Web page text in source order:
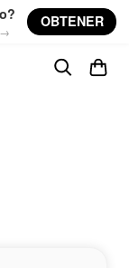
→
OBTENER